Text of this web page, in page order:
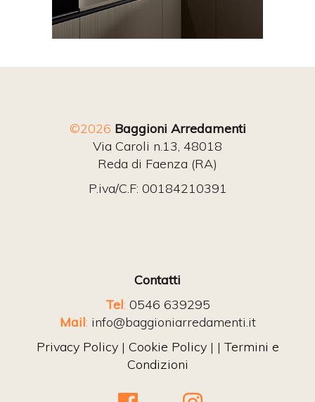
©2026 Baggioni Arredamenti
Via Caroli n.13, 48018
Reda di Faenza (RA)
P.iva/C.F: 00184210391
Contatti
Tel: 0546 639295
Mail: info@baggioniarredamenti.it
Privacy Policy| Cookie Policy| | Termini e
Condizioni